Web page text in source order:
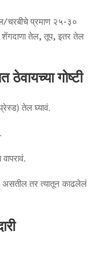
चरबीचे प्रमाण २५-३०
शेंगदाणा तेल, तूप, इतर तेल
ठेवायच्या गोष्टी
तेल घ्यावं.
तर त्यातून काढलेलं